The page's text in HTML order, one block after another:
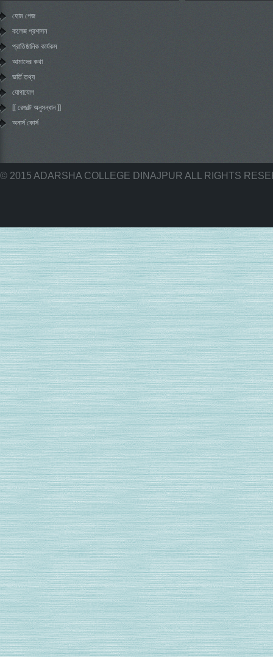
হোম পেজ
কলেজ প্রশাসন
প্রাতিষ্ঠানিক কার্যকম
আমাদের কথা
ভর্তি তথ্য
যোগাযোগ
[[ রেজাল্ট অনুসন্ধান ]]
অনার্স কোর্স
© 2015 ADARSHA COLLEGE DINAJPUR ALL RIGHTS